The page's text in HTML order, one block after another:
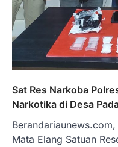
Sat Res Narkoba
Narkotika di Desa
Berandariaunews.com,
Mata Elang Satuan